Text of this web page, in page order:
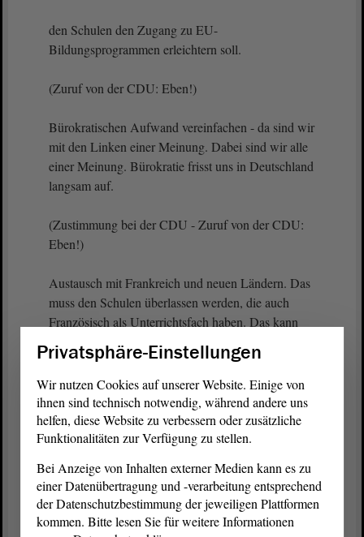
den Schulen den Zugang zu EU-
Bildungsprogrammen erleichtern soll.
(Zuruf von der CDU: Eben!)
Bürokratischen Aufwand vereinfachen - da sind wir
mit den Linken einer Meinung. Dabei sind wir alle
einer Meinung. Bürokratie frisst uns in Deutschland
langsam auf.
(Zustimmung bei der CDU - Zuruf von der CDU:
Eben!)
Austausch mit Frankreich und neuen Ländern. Das
muss den Schulen überlassen werden, die auch
Französisch als Unterrichtsfach haben. Das kann
(Zuruf von Guido Kosmehl, FDP)
aber das müsste mit den Schulen passieren.
Wir möchten intensiver Lehrerassistenten aus
anderen Ländern aus Sachsen-Anhalt holen, um das
Privatsphäre-Einstellungen
Wir nutzen Cookies auf unserer Website. Einige von
ihnen sind technisch notwendig, während andere uns
helfen, diese Website zu verbessern oder zusätzliche
Funktionalitäten zur Verfügung zu stellen.
Bei Anzeige von Inhalten externer Medien kann es zu
einer Datenübertragung und -verarbeitung entsprechend
der Datenschutzbestimmung der jeweiligen Plattformen
kommen. Bitte lesen Sie für weitere Informationen